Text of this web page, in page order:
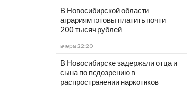
В Новосибирской области
аграриям готовы платить почти
200 тысяч рублей
вчера 22:20
В Новосибирске задержали отца и
сына по подозрению в
распространении наркотиков